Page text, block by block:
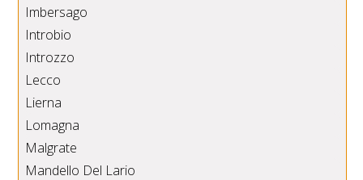
Imbersago
Introbio
Introzzo
Lecco
Lierna
Lomagna
Malgrate
Mandello Del Lario